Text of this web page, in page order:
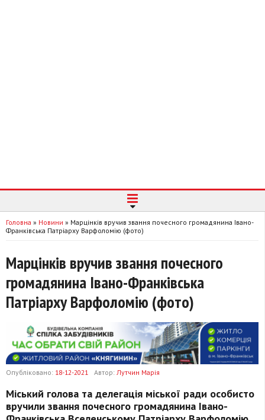
Головна » Новини » Марцінків вручив звання почесного громадянина Івано-
Франківська Патріарху Варфоломію (фото)
Марцінків вручив звання почесного
громадянина Івано-Франківська
Патріарху Варфоломію (фото)
Опубліковано: 18-12-2021 Автор: Лутчин Марія
Міський голова та делегація міської ради особисто
вручили звання почесного громадянина Івано-